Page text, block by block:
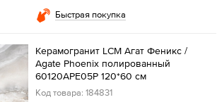
Быстрая покупка
Керамогранит LCM Агат Феникс /
Agate Phoenix полированный
60120APE05P 120*60 см
Код товара: 184831